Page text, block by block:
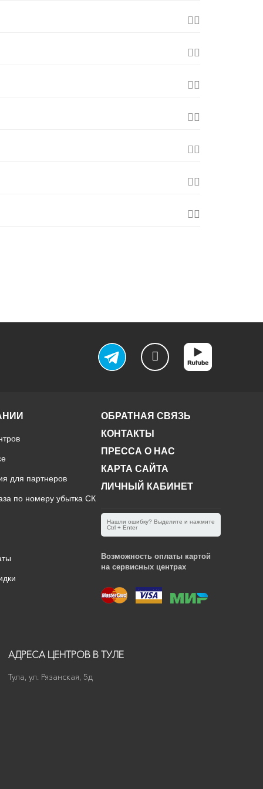
для партнеров
по номеру убытка СК
ОБРАТНАЯ СВЯЗЬ
КОНТАКТЫ
ПРЕССА О НАС
КАРТА САЙТА
ЛИЧНЫЙ КАБИНЕТ
Нашли ошибку? Выделите и нажмите
Ctrl + Enter
Возможность оплаты картой
на сервисных центрах
АДРЕСА ЦЕНТРОВ В ТУЛЕ
Тула, ул. Рязанская, 5д